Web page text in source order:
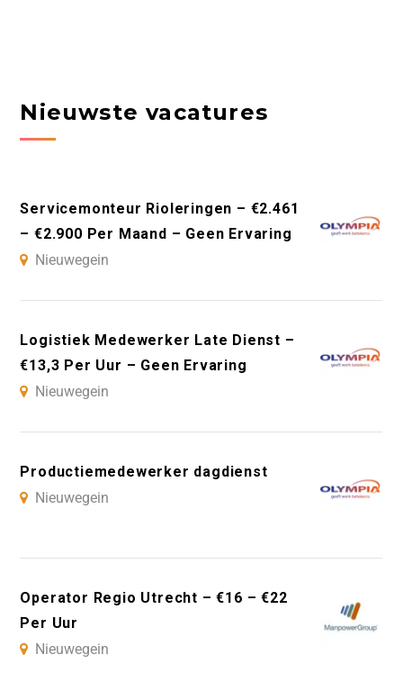
Nieuwste vacatures
Servicemonteur Rioleringen – €2.461
– €2.900 Per Maand – Geen Ervaring
Nieuwegein
Logistiek Medewerker Late Dienst –
€13,3 Per Uur – Geen Ervaring
Nieuwegein
Productiemedewerker dagdienst
Nieuwegein
Operator Regio Utrecht – €16 – €22
Per Uur
Nieuwegein